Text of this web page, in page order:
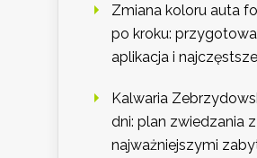
Zmiana koloru auta
po kroku:
aplikacja i
Kalwaria
dni: plan zwiedzania z
najważniejszymi